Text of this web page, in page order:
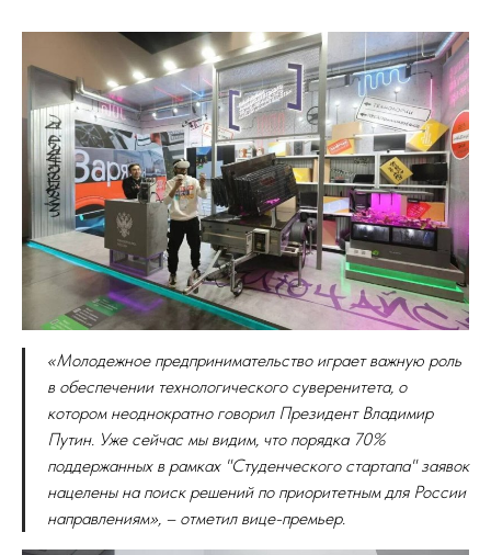
«Молодежное предпринимательство играет важную роль
в обеспечении технологического суверенитета, о
котором неоднократно говорил Президент Владимир
Путин. Уже сейчас мы видим, что порядка 70%
поддержанных в рамках "Студенческого стартапа" заявок
нацелены на поиск решений по приоритетным для России
направлениям», – отметил вице-премьер.